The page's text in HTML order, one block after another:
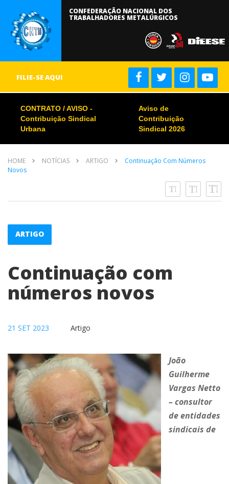
CONFEDERAÇÃO NACIONAL DOS
TRABALHADORES METALÚRGICOS
FILIE-SE AQUI
CONTRATO / AVISO -
Contribuição Sindical
Urbana
Aviso de
Contribuição
Sindical 2026
HOME NOTÍCIAS ARTIGO
Continuação Com Números
Novos
ARTIGO
Continuação com
números novos
21 SET 2023 Artigo
João
Guilherme
Vargas Netto
– consultor
de entidades
sindicais de